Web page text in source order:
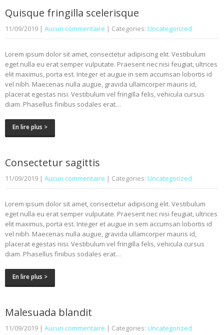
Quisque fringilla scelerisque
11/09/2019 | Aucun commentaire | Categories: Uncategorized
Lorem ipsum dolor sit amet, consectetur adipiscing elit. Vestibulum
eget nulla eu erat semper vulputate. Praesent nec nisi feugiat, ultrices
elit maximus, porta est. Integer et augue in sem accumsan lobortis id
vel nibh. Maecenas nulla augue, gravida ullamcorper mauris id,
placerat egestas nisi. Vestibulum vel fringilla felis, vehicula cursus
diam. Phasellus finibus sodales erat…
En lire plus >
Consectetur sagittis
11/09/2019 | Aucun commentaire | Categories: Uncategorized
Lorem ipsum dolor sit amet, consectetur adipiscing elit. Vestibulum
eget nulla eu erat semper vulputate. Praesent nec nisi feugiat, ultrices
elit maximus, porta est. Integer et augue in sem accumsan lobortis id
vel nibh. Maecenas nulla augue, gravida ullamcorper mauris id,
placerat egestas nisi. Vestibulum vel fringilla felis, vehicula cursus
diam. Phasellus finibus sodales erat…
En lire plus >
Malesuada blandit
11/09/2019 | Aucun commentaire | Categories: Uncategorized